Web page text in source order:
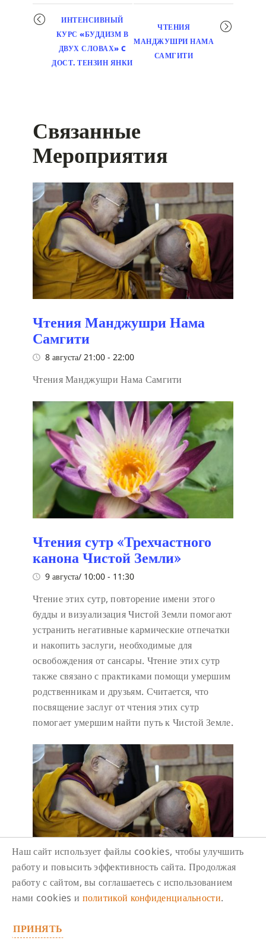
Мероприятие
навигация
ИНТЕНСИВНЫЙ
КУРС «БУДДИЗМ В
ДВУХ СЛОВАХ» C
ДОСТ. ТЕНЗИН ЯНКИ
ЧТЕНИЯ
МАНДЖУШРИ НАМА
САМГИТИ
Связанные
Мероприятия
Чтения Манджушри Нама
Самгити
8 августа/ 21:00 - 22:00
Чтения Манджушри Нама Самгити
Чтения сутр «Трехчастного
канона Чистой Земли»
9 августа/ 10:00 - 11:30
Чтение этих сутр, повторение имени этого
будды и визуализация Чистой Земли помогают
устранить негативные кармические отпечатки
и накопить заслуги, необходимые для
освобождения от сансары. Чтение этих сутр
также связано с практиками помощи умершим
родственникам и друзьям. Считается, что
посвящение заслуг от чтения этих сутр
помогает умершим найти путь к Чистой Земле.
Чтения Манджушри Нама
Самгити
Чтения Манджушри Нама Самгити
Наш сайт использует файлы cookies, чтобы улучшить
работу и повысить эффективность сайта. Продолжая
работу с сайтом, вы соглашаетесь с использованием
нами cookies и политикой конфиденциальности.
ПРИНЯТЬ